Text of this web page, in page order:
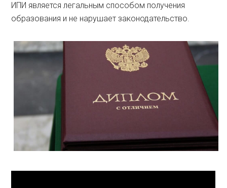
ИПИ является легальным способом получения
образования и не нарушает законодательство.